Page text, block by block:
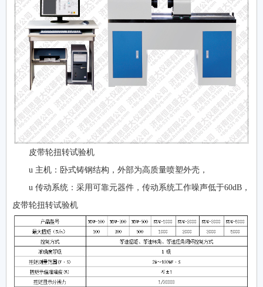
皮带轮扭转试验机
u 主机：卧式铸钢结构，外部为高质量喷塑外壳，
u 传动系统：采用可靠元器件，传动系统工作噪声低于60dB，
皮带轮扭转试验机